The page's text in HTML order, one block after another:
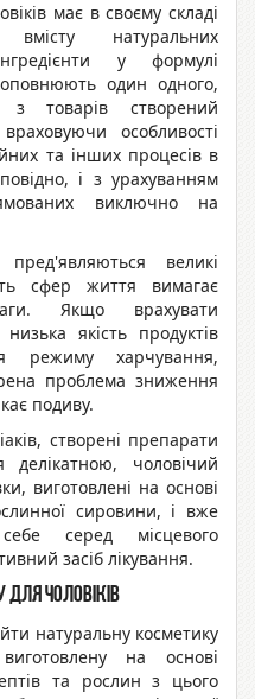
має в своєму складі
вмісту натуральних
у формулі
один одного,
товарів створений
особливості
та інших процесів в
і з урахуванням
виключно на
великі
сфер життя вимагає
Якщо врахувати
якість продуктів
режиму харчування,
проблема зниження
подиву.
створені препарати
делікатною, чоловічий
виготовлені на основі
сировини, і вже
серед місцевого
засіб лікування.
чоловіків
натуральну косметику
на основі
та рослин з цього